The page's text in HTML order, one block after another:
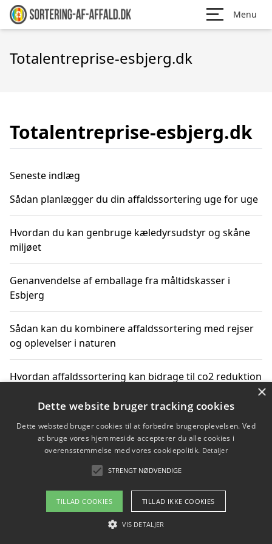
Menu
Totalentreprise-esbjerg.dk
Totalentreprise-esbjerg.dk
Seneste indlæg
Sådan planlægger du din affaldssortering uge for uge
Hvordan du kan genbruge kæledyrsudstyr og skåne
miljøet
Genanvendelse af emballage fra måltidskasser i
Esbjerg
Sådan kan du kombinere affaldssortering med rejser
og oplevelser i naturen
Hvordan affaldssortering kan bidrage til co2 reduktion
Copyright 2026 - Pilanto Aps
Om / kontakt
Blog Betingelser
×
Dette website bruger tracking cookies
Dette websted bruger cookies til at forbedre brugeroplevelsen. Ved
at bruge vores hjemmeside accepterer du alle cookies i
overensstemmelse med vores cookiepolitik. Detaljer
STRENGT NØDVENDIGE
TILLAD COOKIES TILLAD IKKE COOKIES
VIS DETALJER